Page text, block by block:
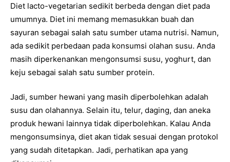
Diet lacto-vegetarian sedikit berbeda dengan diet pada
umumnya. Diet ini memang memasukkan buah dan
sayuran sebagai salah satu sumber utama nutrisi. Namun,
ada sedikit perbedaan pada konsumsi olahan susu. Anda
masih diperkenankan mengonsumsi susu, yoghurt, dan
keju sebagai salah satu sumber protein.
Jadi, sumber hewani yang masih diperbolehkan adalah
susu dan olahannya. Selain itu, telur, daging, dan aneka
produk hewani lainnya tidak diperbolehkan. Kalau Anda
mengonsumsinya, diet akan tidak sesuai dengan protokol
yang sudah ditetapkan. Jadi, perhatikan apa yang